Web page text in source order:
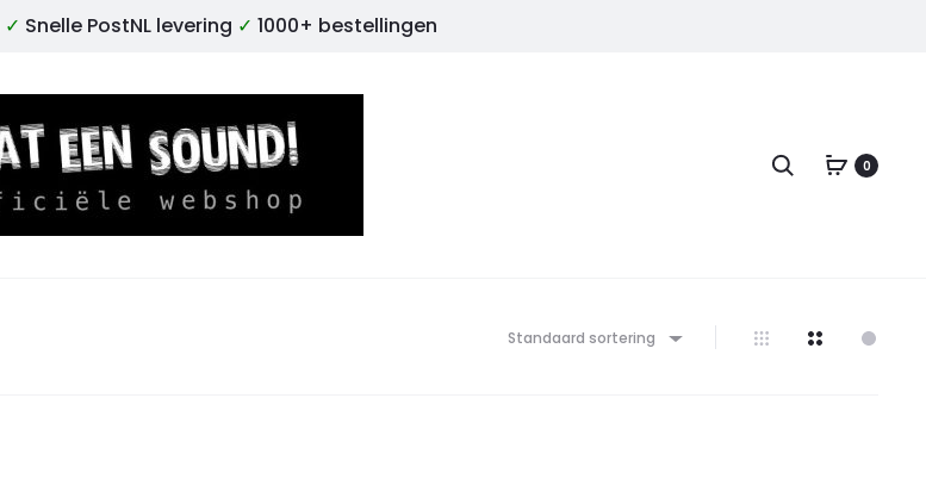
✓ Snelle PostNL levering ✓ 1000+ bestellingen
Zoeken0
Standaard sortering